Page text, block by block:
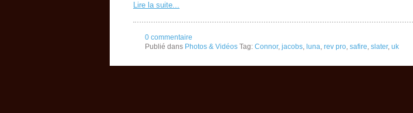
Lire la suite...
0 commentaire
Publié dans Photos & Vidéos Tag: Connor, jacobs luna rev pro safire slater, uk